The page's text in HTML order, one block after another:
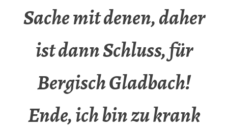
Sache mit denen, daher
ist dann Schluss, für
Bergisch Gladbach!
Ende, ich bin zu krank